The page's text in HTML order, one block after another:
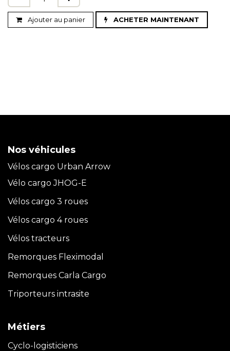
Ajouter au panier ACHETER MAINTENANT
Nos véhicules
Vélos cargo Urban Arrow
Vélo cargo JHOG-E
Vélos cargo 3 roues
Vélos cargo 4 roues
Vélos tracteurs
Remorques Fleximodal
Remorques Carla Cargo
Triporteurs intrasite
Métiers
Cyclo-logisticiens